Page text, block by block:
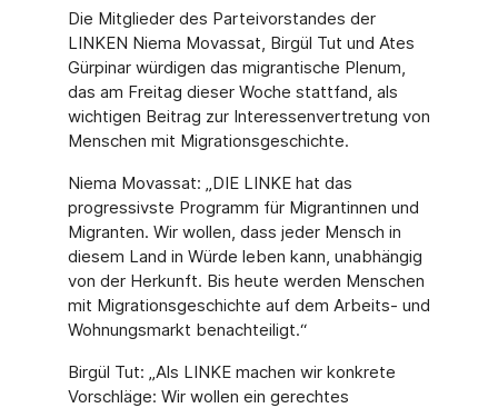
Die Mitglieder des Parteivorstandes der
LINKEN Niema Movassat, Birgül Tut und Ates
Gürpinar würdigen das migrantische Plenum,
das am Freitag dieser Woche stattfand, als
wichtigen Beitrag zur Interessenvertretung von
Menschen mit Migrationsgeschichte.
Niema Movassat: „DIE LINKE hat das
progressivste Programm für Migrantinnen und
Migranten. Wir wollen, dass jeder Mensch in
diesem Land in Würde leben kann, unabhängig
von der Herkunft. Bis heute werden Menschen
mit Migrationsgeschichte auf dem Arbeits- und
Wohnungsmarkt benachteiligt.“
Birgül Tut: „Als LINKE machen wir konkrete
Vorschläge: Wir wollen ein gerechtes